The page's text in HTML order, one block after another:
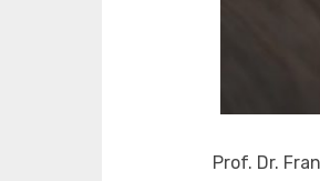
Prof. Dr.